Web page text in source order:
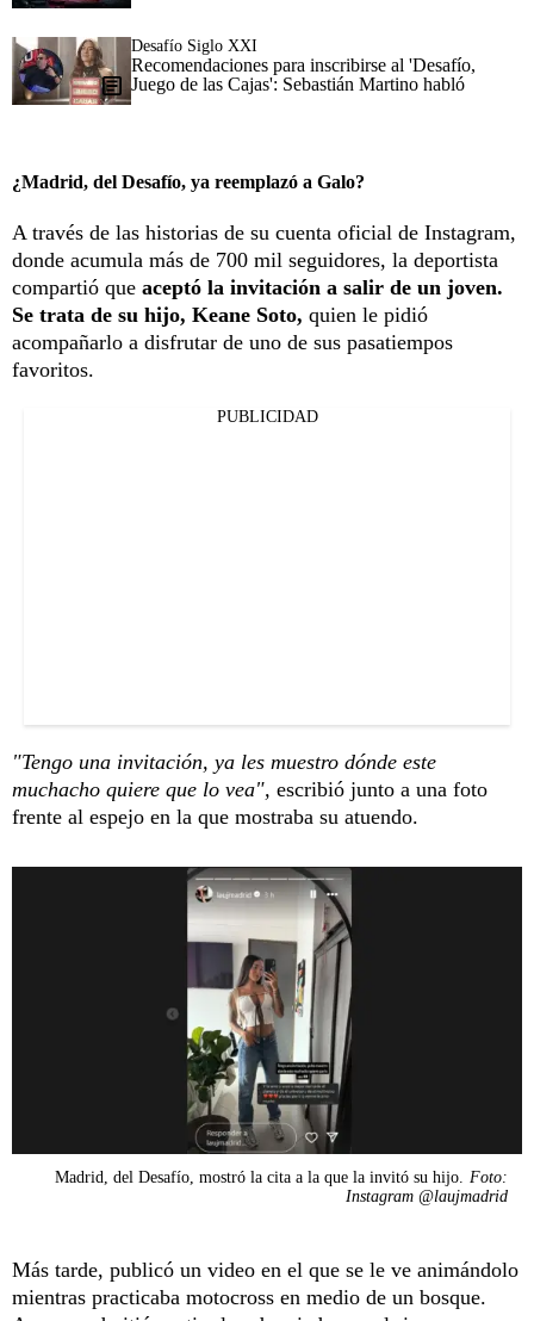
Desafío Siglo XXI
Recomendaciones para inscribirse al 'Desafío,
Juego de las Cajas': Sebastián Martino habló
¿Madrid, del Desafío, ya reemplazó a Galo?
A través de las historias de su cuenta oficial de Instagram,
donde acumula más de 700 mil seguidores, la deportista
compartió que aceptó la invitación a salir de un joven.
Se trata de su hijo, Keane Soto, quien le pidió
acompañarlo a disfrutar de uno de sus pasatiempos
favoritos.
PUBLICIDAD
"Tengo una invitación, ya les muestro dónde este
muchacho quiere que lo vea", escribió junto a una foto
frente al espejo en la que mostraba su atuendo.
Madrid, del Desafío, mostró la cita a la que la invitó su hijo. Foto:
Instagram @laujmadrid
Más tarde, publicó un video en el que se le ve animándolo
mientras practicaba motocross en medio de un bosque.